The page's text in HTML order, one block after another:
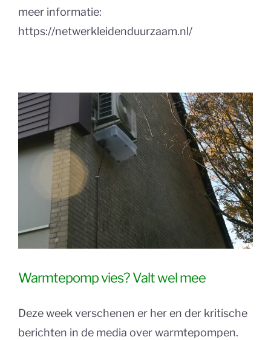
meer informatie:
https://netwerkleidenduurzaam.nl/
Warmtepomp vies? Valt wel mee
Deze week verschenen er her en der kritische
berichten in de media over warmtepompen.